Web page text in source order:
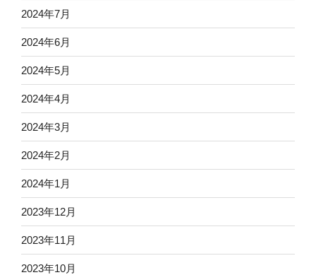
2024年7月
2024年6月
2024年5月
2024年4月
2024年3月
2024年2月
2024年1月
2023年12月
2023年11月
2023年10月